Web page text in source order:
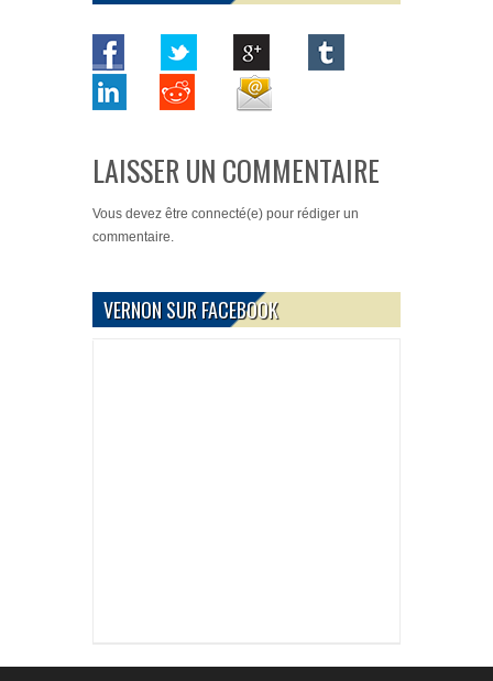
LAISSER UN COMMENTAIRE
Vous devez être connecté(e) pour rédiger un
commentaire.
VERNON SUR FACEBOOK